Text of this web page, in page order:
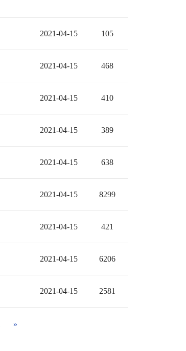
2021-04-15 105
2021-04-15 468
2021-04-15 410
2021-04-15 389
2021-04-15 638
2021-04-15 8299
2021-04-15 421
2021-04-15 6206
2021-04-15 2581
»